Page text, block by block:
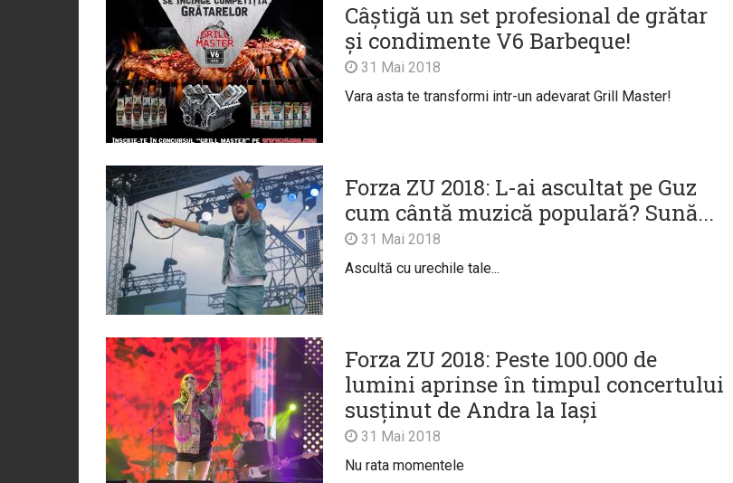
Câștigă un set profesional de grătar
și condimente V6 Barbeque!
31 Mai 2018
Vara asta te transformi intr-un adevarat Grill Master!
Forza ZU 2018: L-ai ascultat pe Guz
cum cântă muzică populară? Sună...
31 Mai 2018
Ascultă cu urechile tale...
Forza ZU 2018: Peste 100.000 de
lumini aprinse în timpul concertului
susținut de Andra la Iași
31 Mai 2018
Nu rata momentele